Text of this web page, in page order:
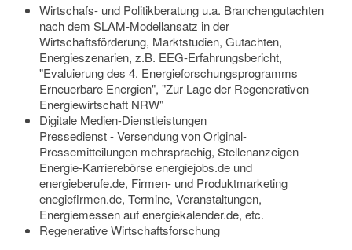
Wirtschafs- und Politikberatung u.a. Branchengutachten
nach dem SLAM-Modellansatz in der
Wirtschaftsförderung, Marktstudien, Gutachten,
Energieszenarien, z.B. EEG-Erfahrungsbericht,
"Evaluierung des 4. Energieforschungsprogramms
Erneuerbare Energien", "Zur Lage der Regenerativen
Energiewirtschaft NRW"
Digitale Medien-Dienstleistungen
Pressedienst - Versendung von Original-
Pressemitteilungen mehrsprachig, Stellenanzeigen
Energie-Karrierebörse energiejobs.de und
energieberufe.de, Firmen- und Produktmarketing
enegiefirmen.de, Termine, Veranstaltungen,
Energiemessen auf energiekalender.de, etc.
Regenerative Wirtschaftsforschung